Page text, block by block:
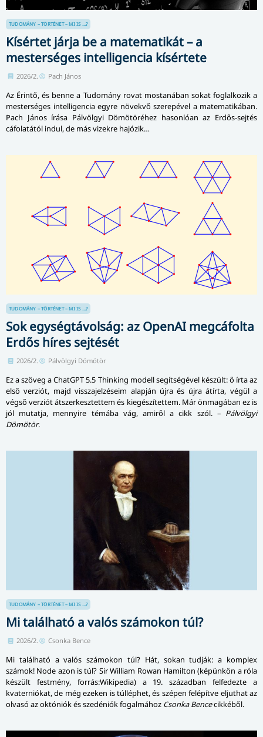
TUDOMÁNY – TÖRTÉNET – MI IS ...?
Kísértet járja be a matematikát – a
mesterséges intelligencia kísértete
2026/2. Pach János
Az Érintő, és benne a Tudomány rovat mostanában sokat foglalkozik a
mesterséges intelligencia egyre növekvő szerepével a matematikában.
Pach János írása Pálvölgyi Dömötöréhez hasonlóan az Erdős-sejtés
cáfolatától indul, de más vizekre hajózik…
TUDOMÁNY – TÖRTÉNET – MI IS ...?
Sok egységtávolság: az OpenAI megcáfolta
Erdős híres sejtését
2026/2. Pálvölgyi Dömötör
Ez a szöveg a ChatGPT 5.5 Thinking modell segítségével készült: ő írta az
első verziót, majd visszajelzéseim alapján újra és újra átírta, végül a
végső verziót átszerkesztettem és kiegészítettem. Már önmagában ez is
jól mutatja, mennyire témába vág, amiről a cikk szól. – Pálvölgyi
Dömötör.
TUDOMÁNY – TÖRTÉNET – MI IS ...?
Mi található a valós számokon túl?
2026/2. Csonka Bence
Mi található a valós számokon túl? Hát, sokan tudják: a komplex
számok! Node azon is túl? Sir William Rowan Hamilton (képünkön a róla
készült festmény, forrás:Wikipedia) a 19. században felfedezte a
kvaterniókat, de még ezeken is túlléphet, és szépen felépítve eljuthat az
olvasó az októniók és szedéniók fogalmához Csonka Bencecikkéből.